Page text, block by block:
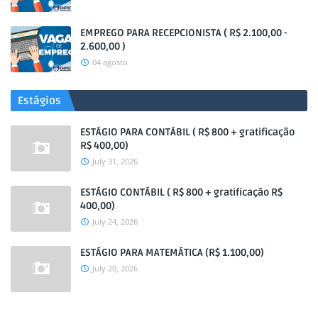
EMPREGO PARA RECEPCIONISTA ( R$ 2.100,00 -
2.600,00 )
04 agosto
Estágios
ESTÁGIO PARA CONTÁBIL ( R$ 800 + gratificação
R$ 400,00)
July 31, 2026
ESTÁGIO CONTÁBIL ( R$ 800 + gratificação R$
400,00)
July 24, 2026
ESTÁGIO PARA MATEMÁTICA (R$ 1.100,00)
July 20, 2026